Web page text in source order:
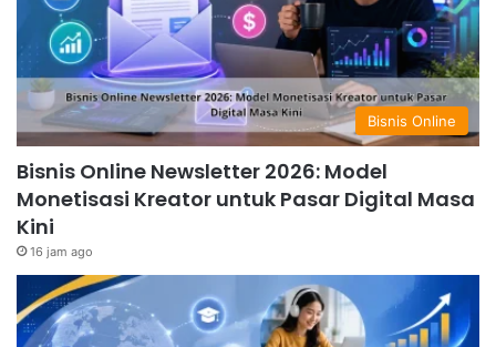
Bisnis Online
Bisnis Online Newsletter 2026: Model
Monetisasi Kreator untuk Pasar Digital Masa
Kini
16 jam ago